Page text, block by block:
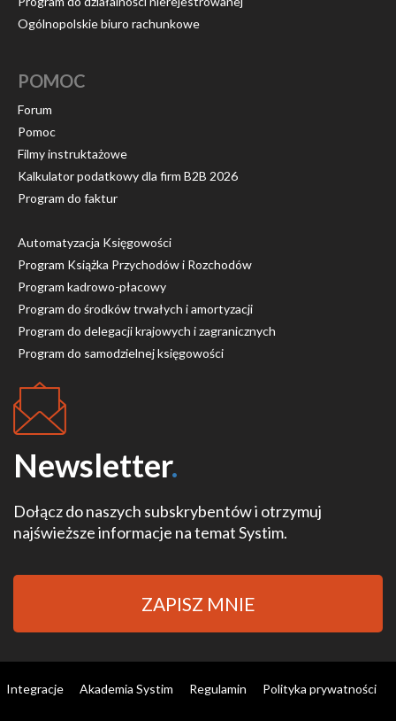
Ogólnopolskie biuro rachunkowe
POMOC
Forum
Pomoc
Filmy instruktażowe
Kalkulator podatkowy dla firm B2B 2026
Program do faktur
Automatyzacja Księgowości
Program Książka Przychodów i Rozchodów
Program kadrowo-płacowy
Program do środków trwałych i amortyzacji
Program do delegacji krajowych i zagranicznych
Program do samodzielnej księgowości
Newsletter.
Dołącz do naszych subskrybentów i otrzymuj
najświeższe informacje na temat Systim.
ZAPISZ MNIE
Integracje Akademia Systim Regulamin Polityka prywatności